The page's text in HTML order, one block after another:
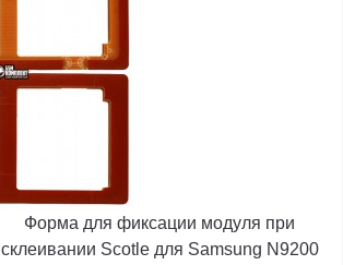
Форма для фиксации модуля при
склеивании Scotle для Samsung N9200